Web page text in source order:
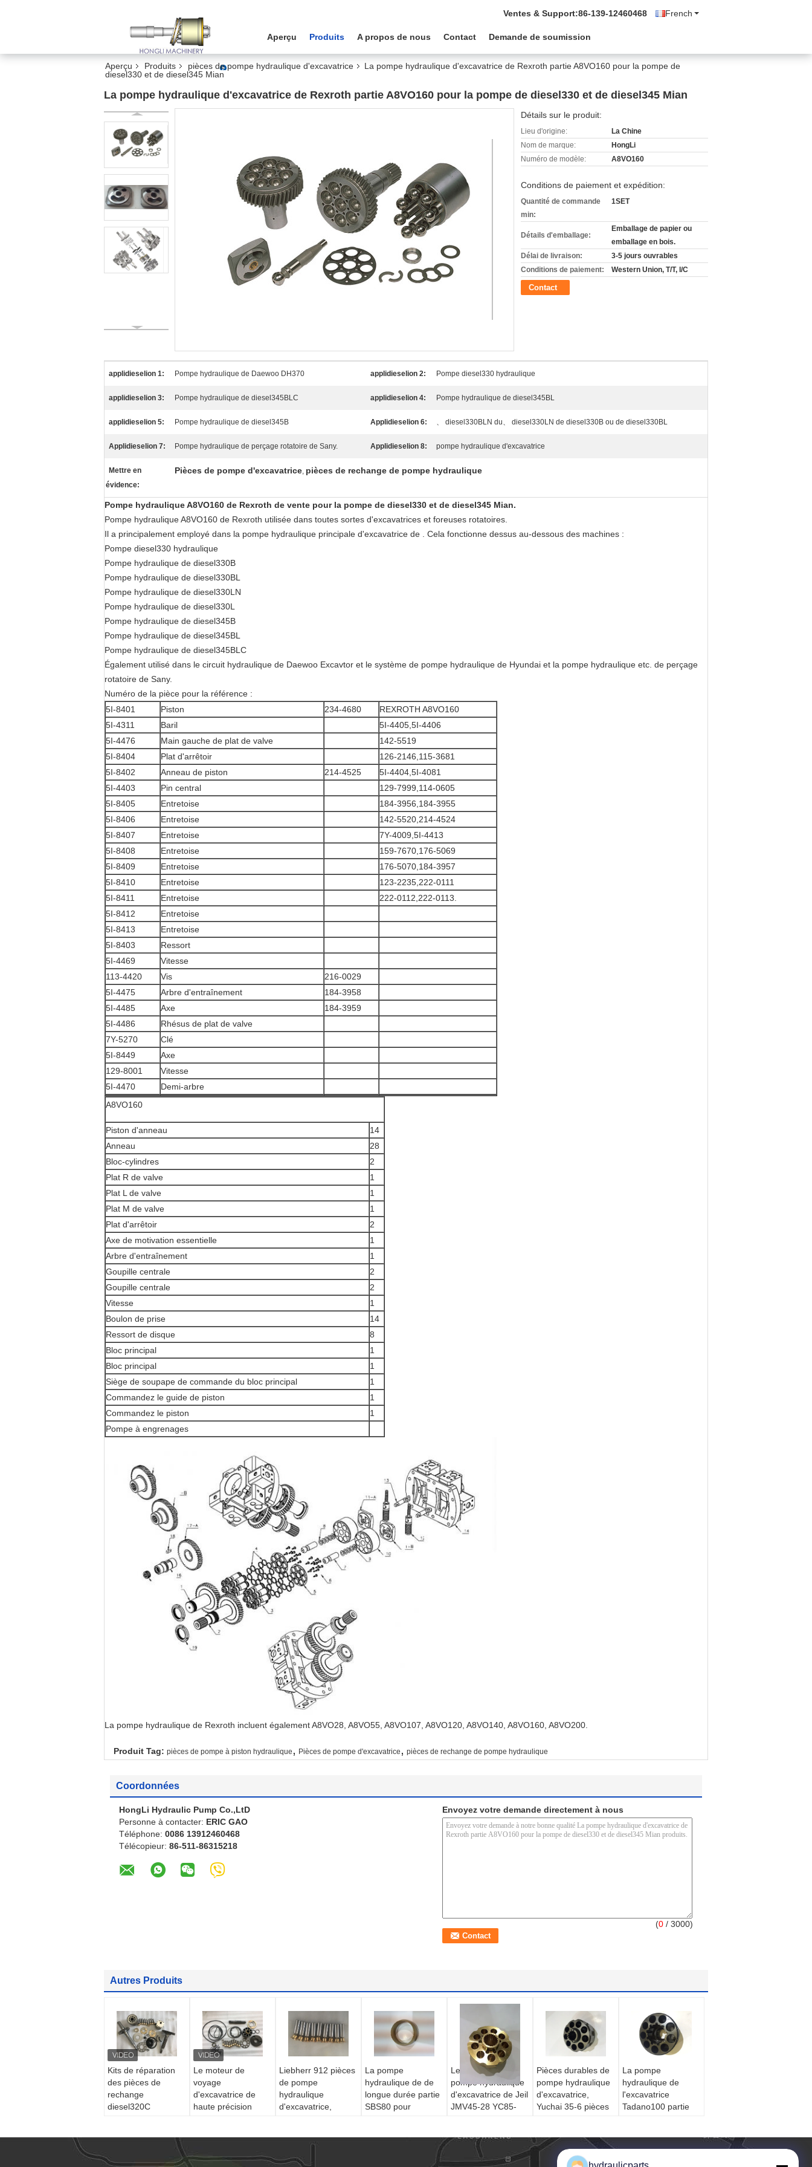
French
Ventes & Support:86-139-12460468
Aperçu Produits A propos de nous Contact Demande de soumission
Aperçu Produits pièces de pompe hydraulique d'excavatrice
La pompe hydraulique d'excavatrice de Rexroth partie A8VO160 pour la pompe de
diesel330 et de diesel345 Mian
La pompe hydraulique d'excavatrice de Rexroth partie A8VO160 pour la pompe de diesel330 et de diesel345 Mian
Détails sur le produit:
Lieu d'origine:
La Chine
Nom de marque:
HongLi
Numéro de modèle:
A8VO160
Conditions de paiement et expédition:
Quantité de commande
min:
1SET
Détails d'emballage:
Emballage de papier ou
emballage en bois.
Délai de livraison:
3-5 jours ouvrables
Conditions de paiement:
Western Union, T/T, l/C
Contact
applidieselion 1: Pompe hydraulique de Daewoo DH370 applidieselion 2: Pompe diesel330 hydraulique
applidieselion 3: Pompe hydraulique de diesel345BLC applidieselion 4: Pompe hydraulique de diesel345BL
applidieselion 5: Pompe hydraulique de diesel345B Applidieselion 6: 、 diesel330BLN du、 diesel330LN de diesel330B ou de diesel330BL
Applidieselion 7: Pompe hydraulique de perçage rotatoire de Sany. Applidieselion 8: pompe hydraulique d'excavatrice
Mettre en
évidence:
Pièces de pompe d'excavatrice, pièces de rechange de pompe hydraulique
Pompe hydraulique A8VO160 de Rexroth de vente pour la pompe de diesel330 et de diesel345 Mian.
Pompe hydraulique A8VO160 de Rexroth utilisée dans toutes sortes d'excavatrices et foreuses rotatoires.
Il a principalement employé dans la pompe hydraulique principale d'excavatrice de . Cela fonctionne dessus au-dessous des machines :
Pompe diesel330 hydraulique
Pompe hydraulique de diesel330B
Pompe hydraulique de diesel330BL
Pompe hydraulique de diesel330LN
Pompe hydraulique de diesel330L
Pompe hydraulique de diesel345B
Pompe hydraulique de diesel345BL
Pompe hydraulique de diesel345BLC
Également utilisé dans le circuit hydraulique de Daewoo Excavtor et le système de pompe hydraulique de Hyundai et la pompe hydraulique etc. de perçage
rotatoire de Sany.
Numéro de la pièce pour la référence :
5I-8401
Piston 234-4680
REXROTH A8VO160
5I-4311
Baril
5I-4405,5I-4406
5I-4476
Main gauche de plat de valve
142-5519
5I-8404
Plat d'arrêtoir
126-2146,115-3681
5I-8402
Anneau de piston 214-4525
5I-4404,5I-4081
5I-4403
Pin central
129-7999,114-0605
5I-8405
Entretoise
184-3956,184-3955
5I-8406
Entretoise
142-5520,214-4524
5I-8407
Entretoise
7Y-4009,5I-4413
5I-8408
Entretoise
159-7670,176-5069
5I-8409
Entretoise
176-5070,184-3957
5I-8410
Entretoise
123-2235,222-0111
5I-8411
Entretoise
222-0112,222-0113.
5I-8412
Entretoise
5I-8413
Entretoise
5I-8403
Ressort
5I-4469
Vitesse
113-4420
Vis
216-0029
5I-4475
Arbre d'entraînement
184-3958
5I-4485
Axe
184-3959
5I-4486
Rhésus de plat de valve
7Y-5270
Clé
5I-8449
Axe
129-8001
Vitesse
5I-4470
Demi-arbre
A8VO160
Piston d'anneau
14
Anneau
28
Bloc-cylindres
2
Plat R de valve
1
Plat L de valve
1
Plat M de valve
1
Plat d'arrêtoir
2
Axe de motivation essentielle
1
Arbre d'entraînement
1
Goupille centrale
2
Goupille centrale
2
Vitesse
1
Boulon de prise
14
Ressort de disque
8
Bloc principal
1
Bloc principal
1
Siège de soupape de commande du bloc principal
1
Commandez le guide de piston
1
Commandez le piston
1
Pompe à engrenages
La pompe hydraulique de Rexroth incluent également A8VO28, A8VO55, A8VO107, A8VO120, A8VO140, A8VO160, A8VO200.
Produit Tag: pièces de pompe à piston hydraulique , Pièces de pompe d'excavatrice , pièces de rechange de pompe hydraulique
Coordonnées
HongLi Hydraulic Pump Co.,LtD
Personne à contacter: ERIC GAO
Téléphone: 0086 13912460468
Télécopieur: 86-511-86315218
Envoyez votre demande directement à nous
(0 / 3000)
Autres Produits
Kits de réparation
des pièces de
rechange
diesel320C
Le moteur de
voyage
d'excavatrice de
haute précision
Nabtesco Tejin Seiki
Liebherr 912 pièces
de pompe
hydraulique
d'excavatrice,
La pompe
hydraulique de de
longue durée partie
SBS80 pour
Les pièces de
pompe hydraulique
d'excavatrice de Jeil
JMV45-28 YC85-
d'oscillation
d'excavatrice partie
Pièces durables de
pompe hydraulique
d'excavatrice,
Yuchai 35-6 pièces
d'entraînement
d'excavatrice
La pompe
hydraulique de
l'excavatrice
Tadano100 partie